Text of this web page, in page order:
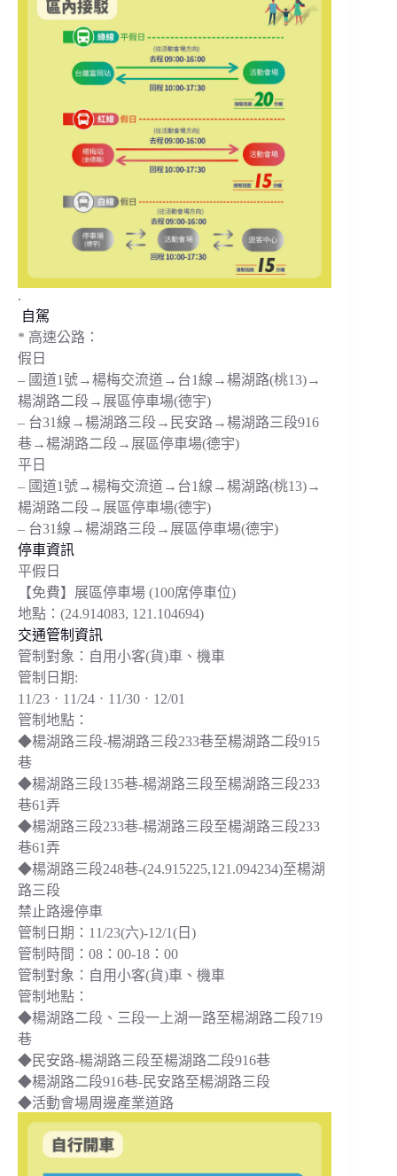
.
自駕
* 高速公路：
假日
– 國道1號→楊梅交流道→台1線→楊湖路(桃13)→
楊湖路二段→展區停車場(德宇)
– 台31線→楊湖路三段→民安路→楊湖路三段916
巷→楊湖路二段→展區停車場(德宇)
平日
– 國道1號→楊梅交流道→台1線→楊湖路(桃13)→
楊湖路二段→展區停車場(德宇)
– 台31線→楊湖路三段→展區停車場(德宇)
停車資訊
平假日
【免費】展區停車場 (100席停車位)
地點：(24.914083, 121.104694)
交通管制資訊
管制對象：自用小客(貨)車、機車
管制日期:
11/23ㆍ11/24ㆍ11/30ㆍ12/01
管制地點：
◆楊湖路三段-楊湖路三段233巷至楊湖路二段915
巷
◆楊湖路三段135巷-楊湖路三段至楊湖路三段233
巷61弄
◆楊湖路三段233巷-楊湖路三段至楊湖路三段233
巷61弄
◆楊湖路三段248巷-(24.915225,121.094234)至楊湖
路三段
禁止路邊停車
管制日期：11/23(六)-12/1(日)
管制時間：08：00-18：00
管制對象：自用小客(貨)車、機車
管制地點：
◆楊湖路二段、三段一上湖一路至楊湖路二段719
巷
◆民安路-楊湖路三段至楊湖路二段916巷
◆楊湖路二段916巷-民安路至楊湖路三段
◆活動會場周邊產業道路